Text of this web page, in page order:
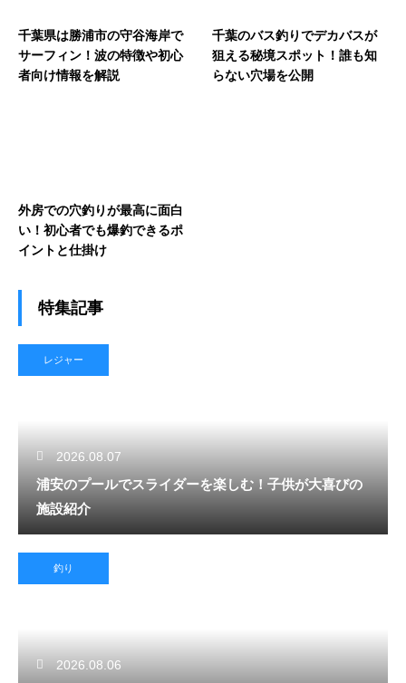
千葉県は勝浦市の守谷海岸で
サーフィン！波の特徴や初心
者向け情報を解説
千葉のバス釣りでデカバスが
狙える秘境スポット！誰も知
らない穴場を公開
外房での穴釣りが最高に面白
い！初心者でも爆釣できるポ
イントと仕掛け
特集記事
レジャー
2026.08.07
浦安のプールでスライダーを楽しむ！子供が大喜びの
施設紹介
釣り
2026.08.06